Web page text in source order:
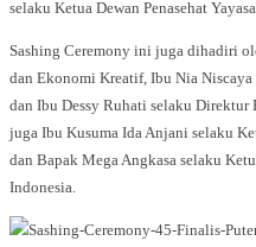
selaku Ketua Dewan Penasehat
Sashing Ceremony ini juga dihadiri
dan Ekonomi Kreatif, Ibu Nia
dan Ibu Dessy Ruhati selaku
juga Ibu Kusuma Ida Anjani selaku
dan Bapak Mega Angkasa selaku
Indonesia.